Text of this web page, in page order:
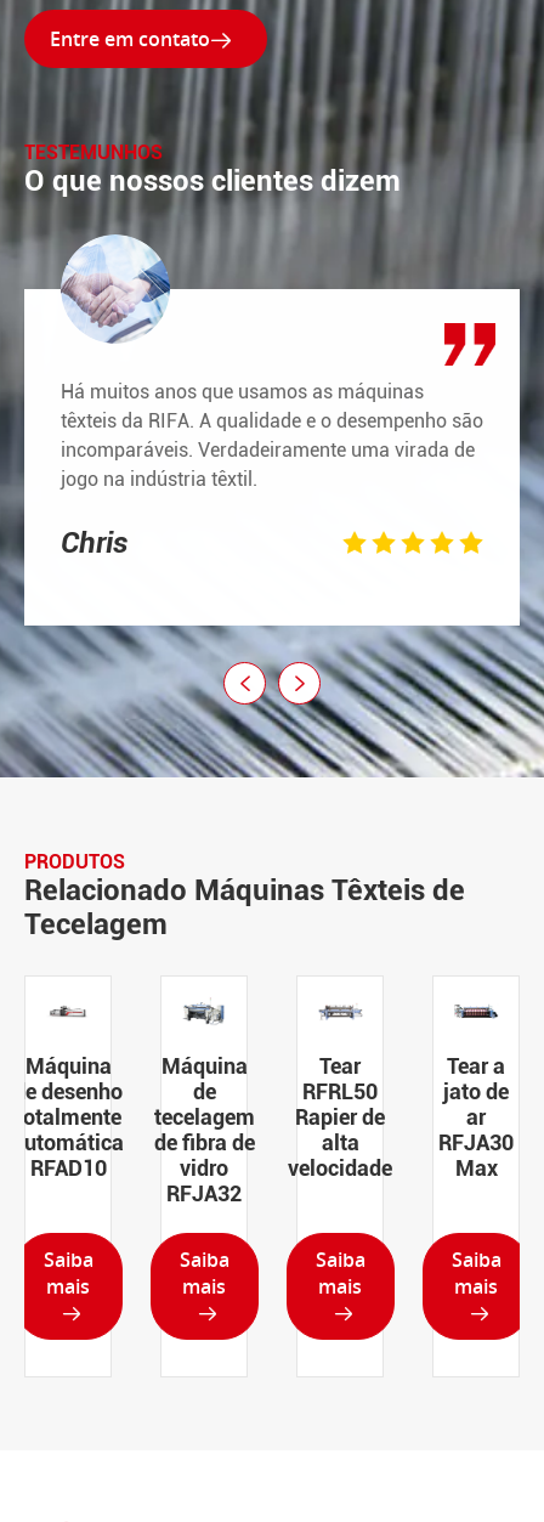

TESTEMUNHOS
O que nossos clientes dizem
Há muitos anos que usamos as máquinas
têxteis da RIFA. A qualidade e o desempenho são
incomparáveis. Verdadeiramente uma virada de
jogo na indústria têxtil.
Chris 
 
PRODUTOS
Relacionado Máquinas Têxteis de
Tecelagem
Máquina
de desenho
totalmente
automática
RFAD10
Saiba
mais

Máquina
de
tecelagem
de fibra de
vidro
RFJA32
Saiba
mais

Tear
RFRL50
Rapier de
alta
velocidade
Saiba
mais

Tear a
jato de
ar
RFJA30
Max
Saiba
mais
